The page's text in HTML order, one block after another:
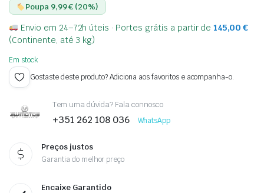
Poupa 9,99 € (20%)
Envio em 24–72h úteis · Portes grátis a partir de145,00 €
(Continente, até 3 kg)
Em stock
Gostaste deste produto? Adiciona aos favoritos e acompanha-o.
Tem uma dúvida? Fala connosco
+351 262 108 036 WhatsApp
Preços justos
Garantia do melhor preço
Encaixe Garantido